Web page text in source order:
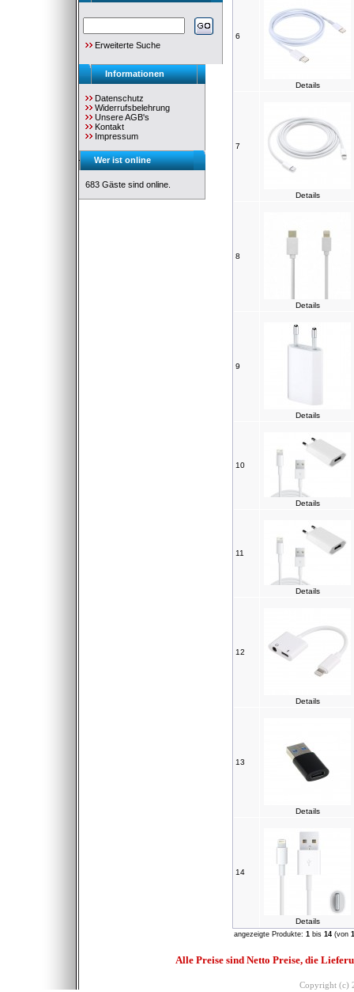
Erweiterte Suche
Informationen
Datenschutz
Widerrufsbelehrung
Unsere AGB's
Kontakt
Impressum
Wer ist online
683 Gäste sind online.
6
Details
7
Details
8
Details
9
Details
10
Details
11
Details
12
Details
13
Details
14
Details
angezeigte Produkte: 1 bis 14 (von
Alle Preise sind Netto Preise, die
Copyright (c)